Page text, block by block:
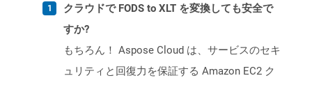
クラウドで FODS to XLT を変換しても安全で
すか?
もちろん！ Aspose Cloud は、サービスのセキ
ュリティと回復力を保証する Amazon EC2 ク